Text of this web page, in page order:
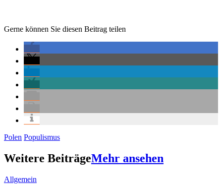
Gerne können Sie diesen Beitrag teilen
Polen Populismus
Weitere BeiträgeMehr ansehen
Allgemein